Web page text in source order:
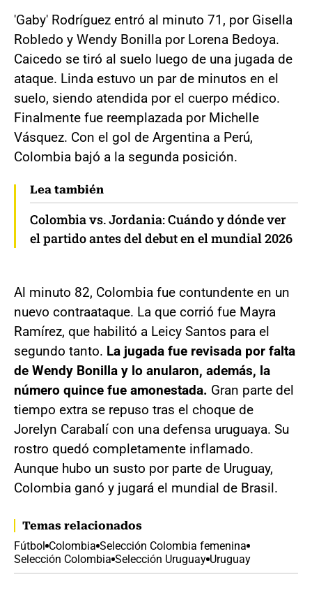
'Gaby' Rodríguez entró al minuto 71, por Gisella
Robledo y Wendy Bonilla por Lorena Bedoya.
Caicedo se tiró al suelo luego de una jugada de
ataque. Linda estuvo un par de minutos en el
suelo, siendo atendida por el cuerpo médico.
Finalmente fue reemplazada por Michelle
Vásquez. Con el gol de Argentina a Perú,
Colombia bajó a la segunda posición.
Lea también
Colombia vs. Jordania: Cuándo y dónde ver
el partido antes del debut en el mundial 2026
Al minuto 82, Colombia fue contundente en un
nuevo contraataque. La que corrió fue Mayra
Ramírez, que habilitó a Leicy Santos para el
segundo tanto. La jugada fue revisada por falta
de Wendy Bonilla y lo anularon, además, la
número quince fue amonestada. Gran parte del
tiempo extra se repuso tras el choque de
Jorelyn Carabalí con una defensa uruguaya. Su
rostro quedó completamente inflamado.
Aunque hubo un susto por parte de Uruguay,
Colombia ganó y jugará el mundial de Brasil.
Temas relacionados
Fútbol Colombia Selección Colombia femenina
Selección Colombia Selección Uruguay Uruguay